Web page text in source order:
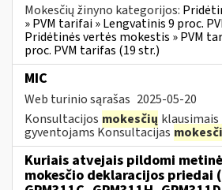
Mokesčių žinyno kategorijos:
» PVM tarifai » Lengvatinis 9 proc.
Pridėtinės vertės mokestis » PVM
proc. PVM tarifas (19 str.)
MIC
Web turinio sąrašas 2025-05-20
Konsultacijos mokesčių klausimais
gyventojams Konsultacijas
Kuriais atvejais pildomi
mokesčio deklaracijos priedai